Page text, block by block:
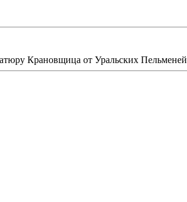
Крановщица от Уральских Пельменей